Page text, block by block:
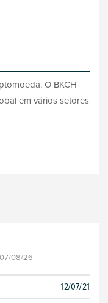
O BKCH
em vários setores
08/26
12/07/21